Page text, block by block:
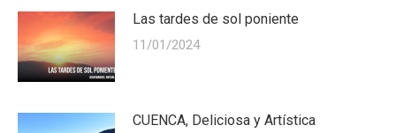
Las tardes de sol poniente
11/01/2024
CUENCA, Deliciosa y Artística